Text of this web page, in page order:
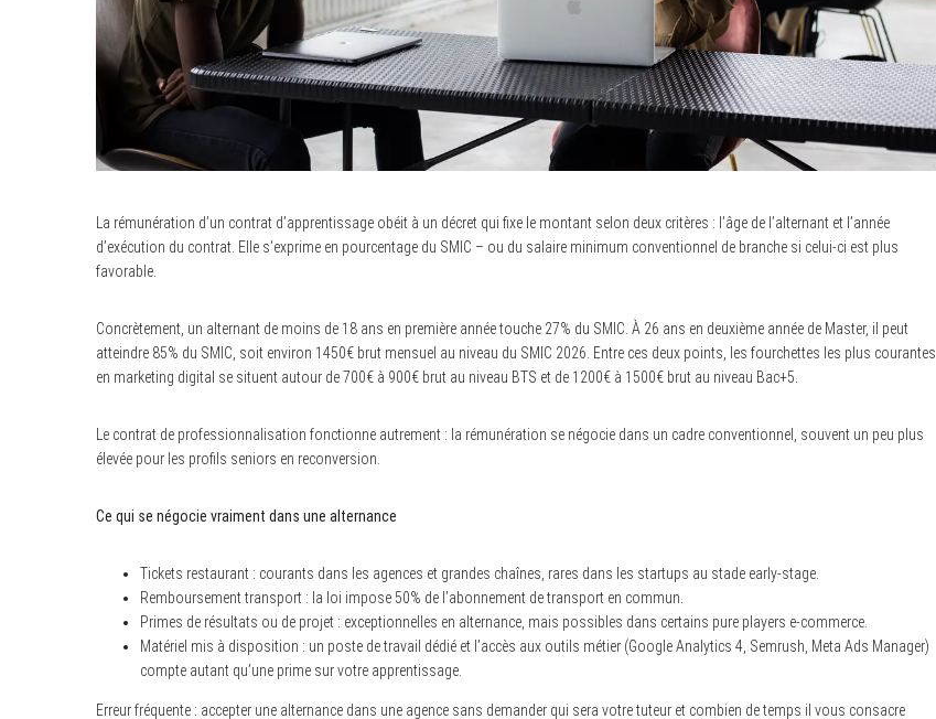
La rémunération d’un contrat d’apprentissage obéit à un décret qui fixe le montant selon deux critères : l’âge de l’alternant et l’année
d’exécution du contrat. Elle s’exprime en pourcentage du SMIC – ou du salaire minimum conventionnel de branche si celui-ci est plus
favorable.
Concrètement, un alternant de moins de 18 ans en première année touche 27% du SMIC. À 26 ans en deuxième année de Master, il peut
atteindre 85% du SMIC, soit environ 1450€ brut mensuel au niveau du SMIC 2026. Entre ces deux points, les fourchettes les plus courantes
en marketing digital se situent autour de 700€ à 900€ brut au niveau BTS et de 1200€ à 1500€ brut au niveau Bac+5.
Le contrat de professionnalisation fonctionne autrement : la rémunération se négocie dans un cadre conventionnel, souvent un peu plus
élevée pour les profils seniors en reconversion.
Ce qui se négocie vraiment dans une alternance
Tickets restaurant : courants dans les agences et grandes chaînes, rares dans les startups au stade early-stage.
Remboursement transport : la loi impose 50% de l’abonnement de transport en commun.
Primes de résultats ou de projet : exceptionnelles en alternance, mais possibles dans certains pure players e-commerce.
Matériel mis à disposition : un poste de travail dédié et l’accès aux outils métier (Google Analytics 4, Semrush, Meta Ads Manager)
compte autant qu’une prime sur votre apprentissage.
Erreur fréquente : accepter une alternance dans une agence sans demander qui sera votre tuteur et combien de temps il vous consacre